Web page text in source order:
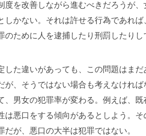
度を改善しながら進むべきだろうが
しかない。それは許せる行為であれ
のために人を逮捕したり刑罰したりし
した違いがあっても、この問題はま
が、そうではない場合も考えなけれ
、男女の犯罪率が変わる。例えば、
は悪口をする傾向があるとしよう。
だが、悪口の大半は犯罪ではない。